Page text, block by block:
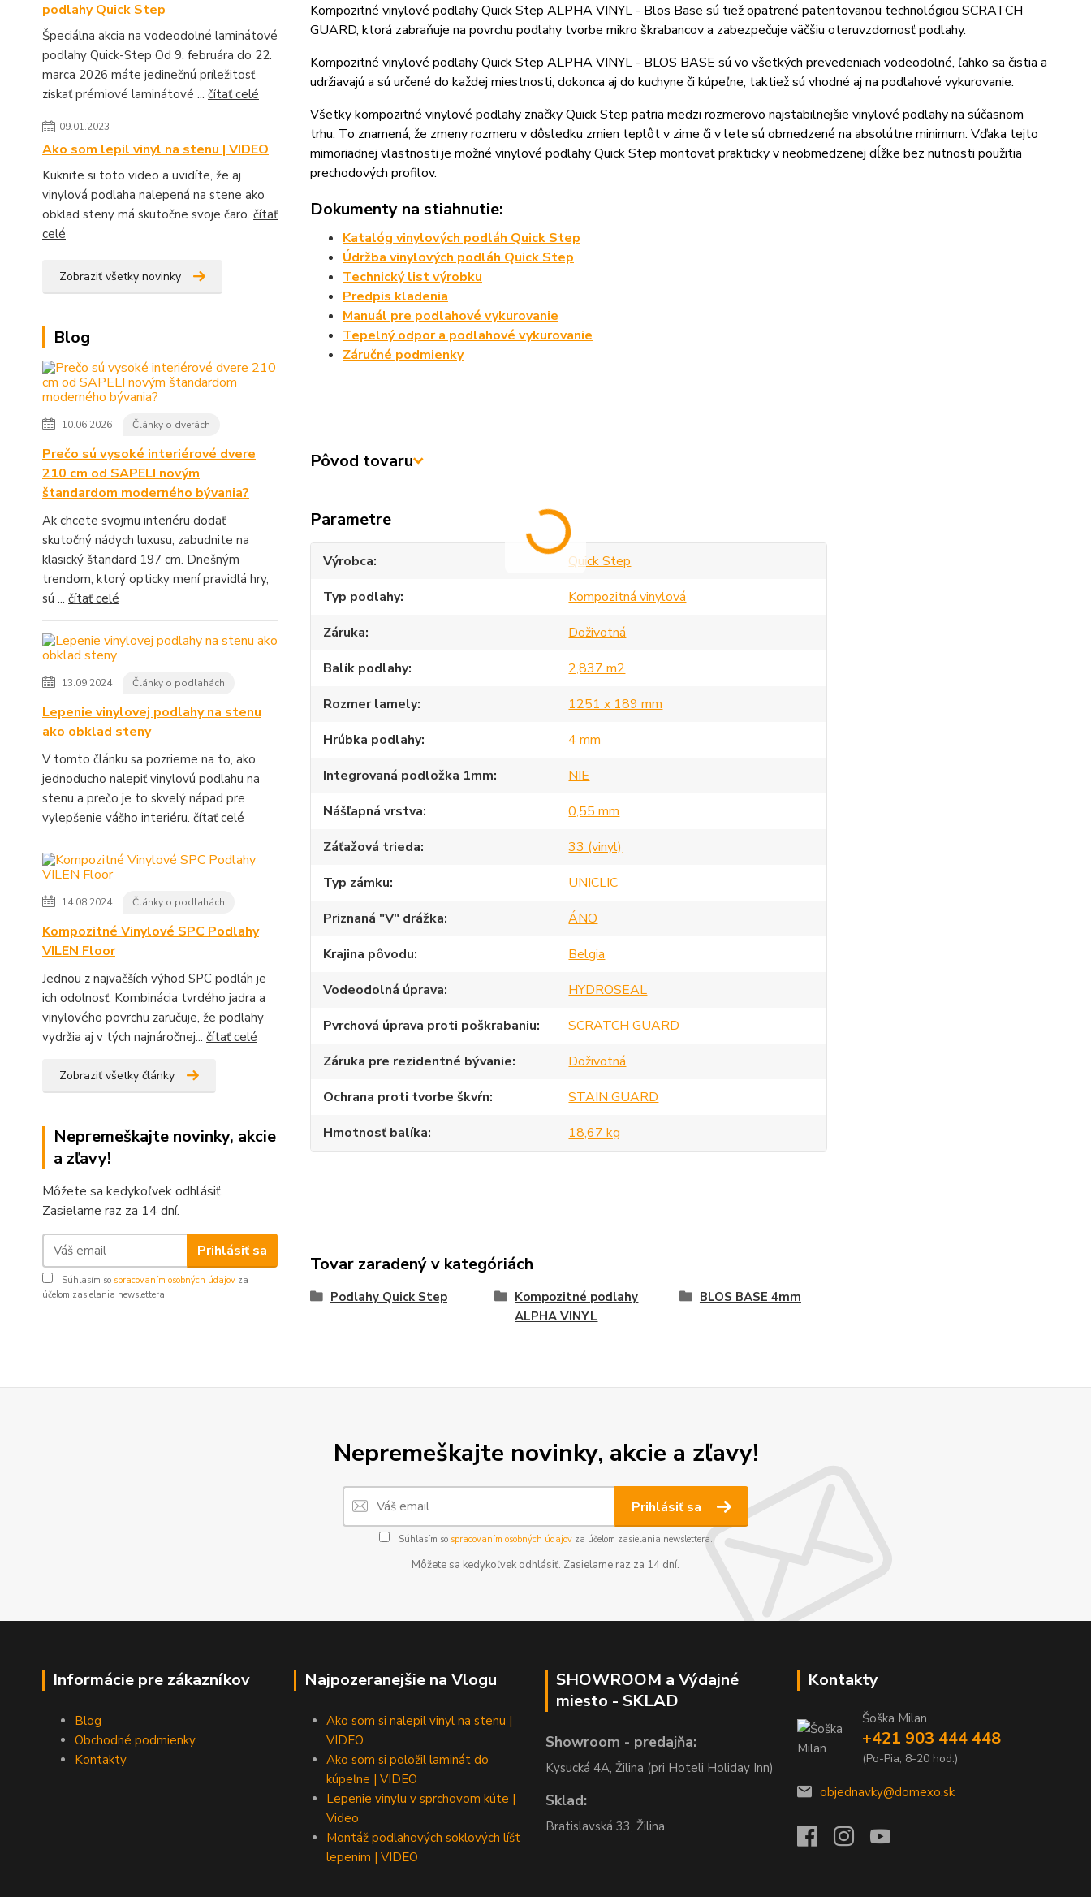
podlahy Quick Step
Špeciálna akcia na vodeodolné laminátové
podlahy Quick-Step Od 9. februára do 22.
marca 2026 máte jedinečnú príležitosť
získať prémiové laminátové ... čítať celé
09.01.2023
Ako som lepil vinyl na stenu | VIDEO
Kuknite si toto video a uvidíte, že aj
vinylová podlaha nalepená na stene ako
obklad steny má skutočne svoje čaro. čítať
celé
Zobraziť všetky novinky
Blog
10.06.2026 Články o dverách
Prečo sú vysoké interiérové dvere
210 cm od SAPELI novým
štandardom moderného bývania?
Ak chcete svojmu interiéru dodať
skutočný nádych luxusu, zabudnite na
klasický štandard 197 cm. Dnešným
trendom, ktorý opticky mení pravidlá hry,
sú ... čítať celé
13.09.2024 Články o podlahách
Lepenie vinylovej podlahy na stenu
ako obklad steny
V tomto článku sa pozrieme na to, ako
jednoducho nalepiť vinylovú podlahu na
stenu a prečo je to skvelý nápad pre
vylepšenie vášho interiéru. čítať celé
14.08.2024 Články o podlahách
Kompozitné Vinylové SPC Podlahy
VILEN Floor
Jednou z najväčších výhod SPC podláh je
ich odolnosť. Kombinácia tvrdého jadra a
vinylového povrchu zaručuje, že podlahy
vydržia aj v tých najnáročnej... čítať celé
Zobraziť všetky články
Nepremeškajte novinky, akcie
a zľavy!
Môžete sa kedykoľvek odhlásiť.
Zasielame raz za 14 dní.
Prihlásiť sa
Súhlasím so spracovaním osobných údajov za
účelom zasielania newslettera.
Kompozitné vinylové podlahy Quick Step ALPHA VINYL - Blos Base sú tiež opatrené patentovanou technológiou SCRATCH
GUARD, ktorá zabraňuje na povrchu podlahy tvorbe mikro škrabancov a zabezpečuje väčšiu oteruvzdornosť podlahy.
Kompozitné vinylové podlahy Quick Step ALPHA VINYL - BLOS BASE sú vo všetkých prevedeniach vodeodolné, ľahko sa čistia a
udržiavajú a sú určené do každej miestnosti, dokonca aj do kuchyne či kúpeľne, taktiež sú vhodné aj na podlahové vykurovanie.
Všetky kompozitné vinylové podlahy značky Quick Step patria medzi rozmerovo najstabilnejšie vinylové podlahy na súčasnom
trhu. To znamená, že zmeny rozmeru v dôsledku zmien teplôt v zime či v lete sú obmedzené na absolútne minimum. Vďaka tejto
mimoriadnej vlastnosti je možné vinylové podlahy Quick Step montovať prakticky v neobmedzenej dĺžke bez nutnosti použitia
prechodových profilov.
Dokumenty na stiahnutie:
Katalóg vinylových podláh Quick Step
Údržba vinylových podláh Quick Step
Technický list výrobku
Predpis kladenia
Manuál pre podlahové vykurovanie
Tepelný odpor a podlahové vykurovanie
Záručné podmienky
Pôvod tovaru
Parametre
Výrobca
Quick Step
Typ podlahy
Kompozitná vinylová
Záruka
Doživotná
Balík podlahy
2,837 m2
Rozmer lamely
1251 x 189 mm
Hrúbka podlahy
4 mm
Integrovaná podložka 1mm
NIE
Nášľapná vrstva
0,55 mm
Záťažová trieda
33 (vinyl)
Typ zámku
UNICLIC
Priznaná "V" drážka
ÁNO
Krajina pôvodu
Belgia
Vodeodolná úprava
HYDROSEAL
Pvrchová úprava proti poškrabaniu
SCRATCH GUARD
Záruka pre rezidentné bývanie
Doživotná
Ochrana proti tvorbe škvŕn
STAIN GUARD
Hmotnosť balíka
18,67 kg
Tovar zaradený v kategóriách
Podlahy Quick Step
Kompozitné podlahy
ALPHA VINYL
BLOS BASE 4mm
Nepremeškajte novinky, akcie a zľavy!
Prihlásiť sa
Súhlasím so spracovaním osobných údajovza účelom zasielania newslettera.
Môžete sa kedykoľvek odhlásiť. Zasielame raz za 14 dní.
Informácie pre zákazníkov
Blog
Obchodné podmienky
Kontakty
Najpozeranejšie na Vlogu
Ako som si nalepil vinyl na stenu |
VIDEO
Ako som si položil laminát do
kúpeľne | VIDEO
Lepenie vinylu v sprchovom kúte |
Video
Montáž podlahových soklových líšt
lepením | VIDEO
SHOWROOM a Výdajné
miesto - SKLAD
Showroom - predajňa:
Kysucká 4A, Žilina (pri Hoteli Holiday Inn)
Sklad:
Bratislavská 33, Žilina
Kontakty
Šoška Milan
+421 903 444 448
(Po-Pia, 8-20 hod.)
objednavky@domexo.sk